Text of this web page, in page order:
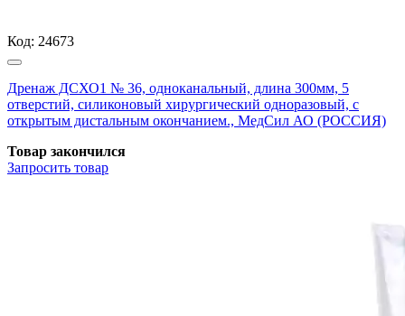
Код: 24673
Дренаж ДСХО1 № 36, одноканальный, длина 300мм, 5
отверстий, силиконовый хирургический одноразовый, с
открытым дистальным окончанием., МедСил АО (РОССИЯ)
Товар закончился
Запросить товар